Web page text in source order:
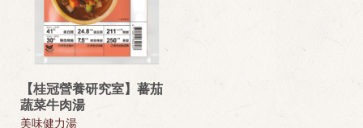
【桂冠營養研究室】蕃茄
蔬菜牛肉湯
美味健力湯